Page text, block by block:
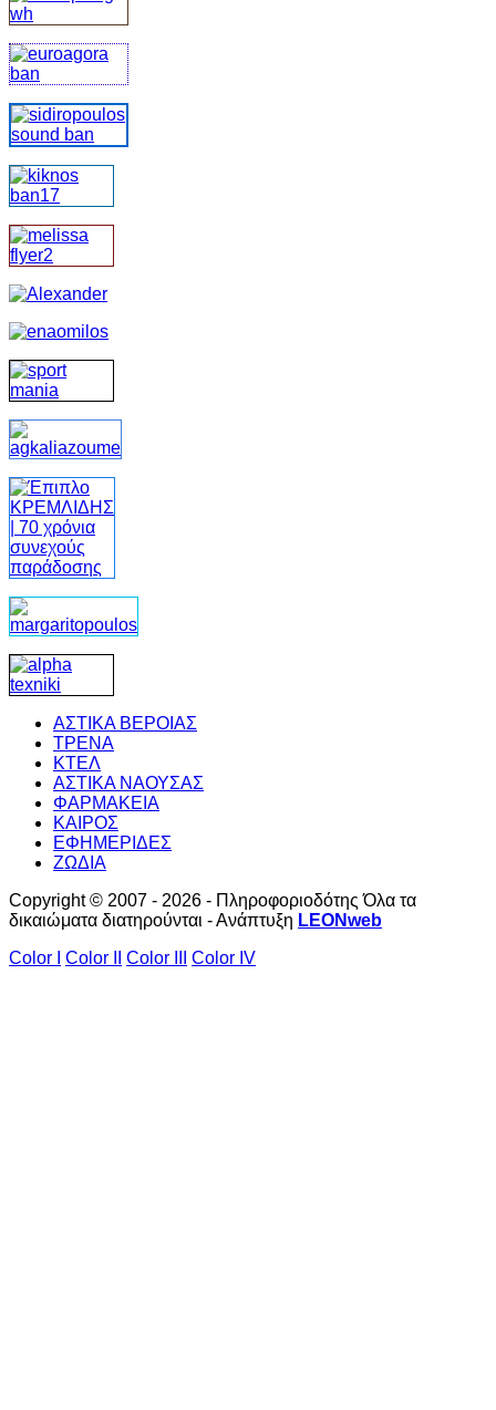
ΑΣΤΙΚΑ ΒΕΡΟΙΑΣ
ΤΡΕΝΑ
ΚΤΕΛ
ΑΣΤΙΚΑ ΝΑΟΥΣΑΣ
ΦΑΡΜΑΚΕΙΑ
ΚΑΙΡΟΣ
ΕΦΗΜΕΡΙΔΕΣ
ΖΩΔΙΑ
Copyright © 2007 - 2026 - Πληροφοριοδότης Όλα τα
δικαιώματα διατηρούνται - Ανάπτυξη LEONweb
Color I
Color II Color III Color IV